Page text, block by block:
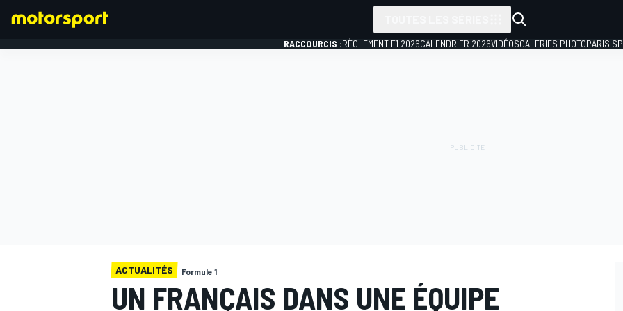
RACCOURCIS :RÈGLEMENT F1 2026CALENDRIER 2026VIDÉOSGALERIES PHOTOPARIS
ACTUALITÉS Formule 1
UN FRANÇAIS DANS UNE ÉQUIPE